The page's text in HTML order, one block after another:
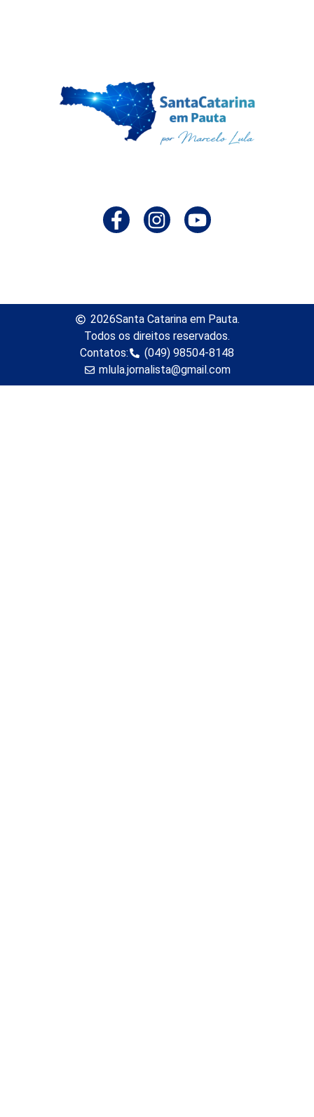
2026Santa Catarina em Pauta.
Todos os direitos reservados.
Contatos:
(049) 98504-8148
mlula.jornalista@gmail.com